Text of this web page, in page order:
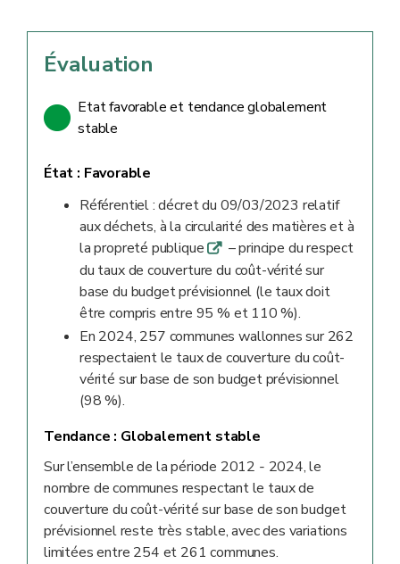
Évaluation
Etat favorable et tendance globalement
stable
État : Favorable
Référentiel : décret du 09/03/2023 relatif
aux déchets, à la circularité des matières et à
la propreté publiqueq– principe du respect
du taux de couverture du coût-vérité sur
base du budget prévisionnel (le taux doit
être compris entre 95 % et 110 %).
En 2024, 257 communes wallonnes sur 262
respectaient le taux de couverture du coût-
vérité sur base de son budget prévisionnel
(98 %).
Tendance : Globalement stable
Sur l’ensemble de la période 2012 ‑ 2024, le
nombre de communes respectant le taux de
couverture du coût-vérité sur base de son budget
prévisionnel reste très stable, avec des variations
limitées entre 254 et 261 communes.